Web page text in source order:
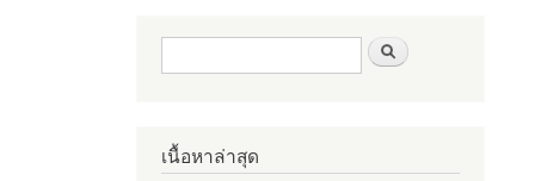
ฟอร์มค้นหา
เนื้อหาล่าสุด